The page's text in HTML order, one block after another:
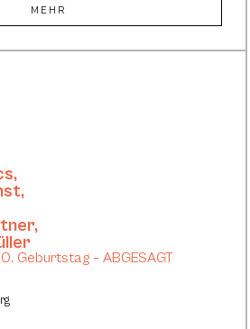
MEHR
,
,
,
Geburtstag – ABGESAGT